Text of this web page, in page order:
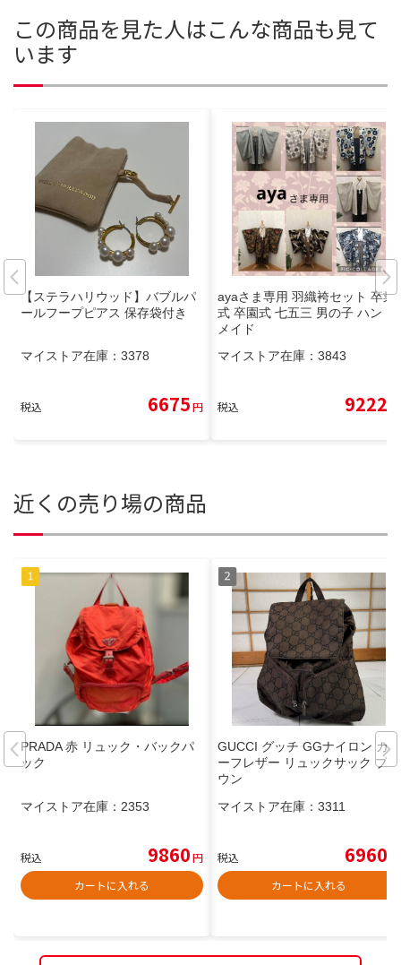
この商品を見た人はこんな商品も見て
います
【ステラハリウッド】バブルパ
ールフープピアス 保存袋付き
マイストア在庫： 3378
税込 6675円
ayaさま専用 羽織袴セット 卒業
式 卒園式 七五三 男の子 ハンド
メイド
マイストア在庫： 3843
税込 9222
近くの売り場の商品
PRADA 赤 リュック・バックパ
ック
マイストア在庫： 2353
税込 9860円
カートに入れる
GUCCI グッチ GGナイロン カ
ーフレザー リュックサック ブラ
ウン
マイストア在庫： 3311
税込 6960
カートに入れる